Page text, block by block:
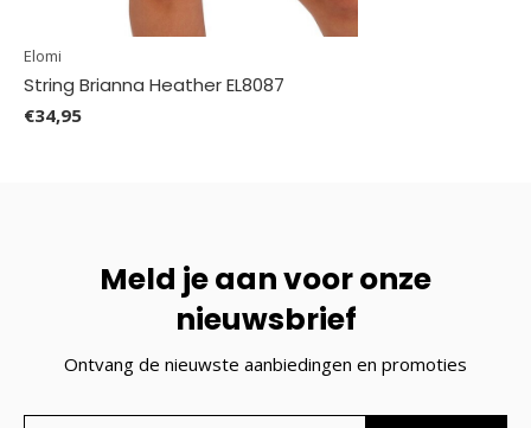
Elomi
String Brianna Heather EL8087
€34,95
Meld je aan voor onze
nieuwsbrief
Ontvang de nieuwste aanbiedingen en promoties